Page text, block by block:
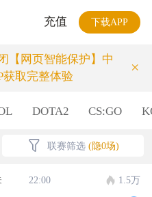
充值 下载APP
【网页智能保护】中
获取完整体验
×
DOTA2 CS:GO
联赛筛选 (隐0场)
22:00 1.5万